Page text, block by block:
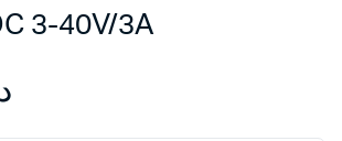
3-40V/3A